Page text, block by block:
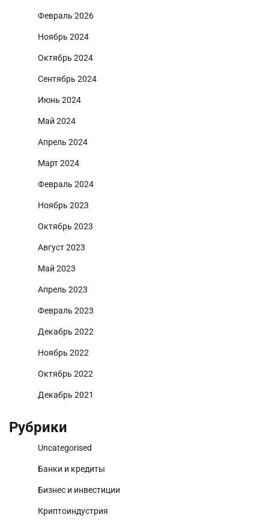
Февраль 2026
Ноябрь 2024
Октябрь 2024
Сентябрь 2024
Июнь 2024
Май 2024
Апрель 2024
Март 2024
Февраль 2024
Ноябрь 2023
Октябрь 2023
Август 2023
Май 2023
Апрель 2023
Февраль 2023
Декабрь 2022
Ноябрь 2022
Октябрь 2022
Декабрь 2021
Рубрики
Uncategorised
Банки и кредиты
Бизнес и инвестиции
Криптоиндустрия